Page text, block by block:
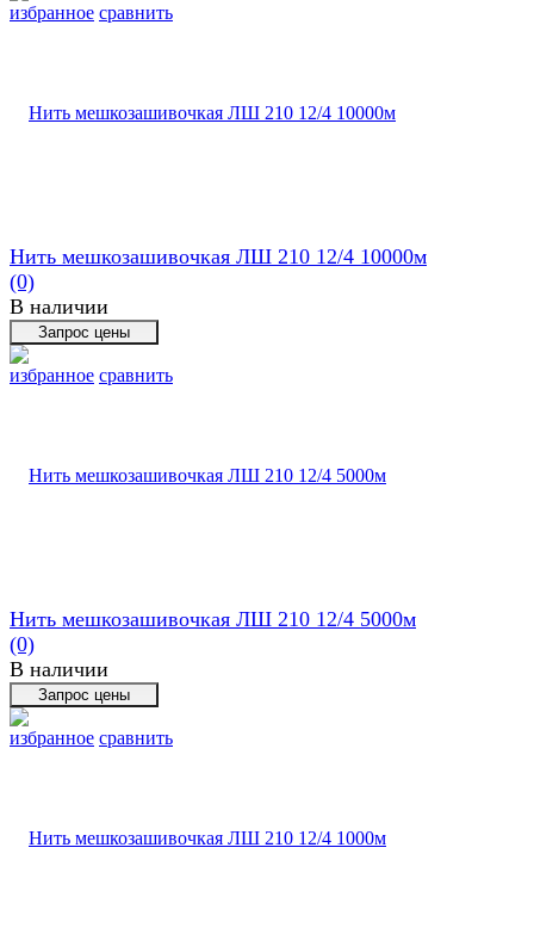
избранное сравнить
избранное сравнить
Нить мешкозашивочкая ЛШ 210 12/4 10000м
(0)
В наличии
избранное сравнить
Нить мешкозашивочкая ЛШ 210 12/4 5000м
(0)
В наличии